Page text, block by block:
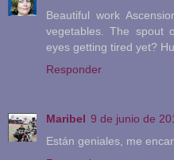
Beautiful work
vegetables. The spout
eyes getting tired yet?
Responder
Maribel 9 de junio de
Están geniales, me